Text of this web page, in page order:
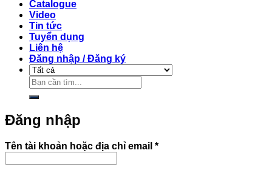
Catalogue
Video
Tin tức
Tuyển dụng
Liên hệ
Đăng nhập / Đăng ký
Tìm
kiếm:
Đăng nhập
Tên tài khoản hoặc địa chỉ email *Bắt